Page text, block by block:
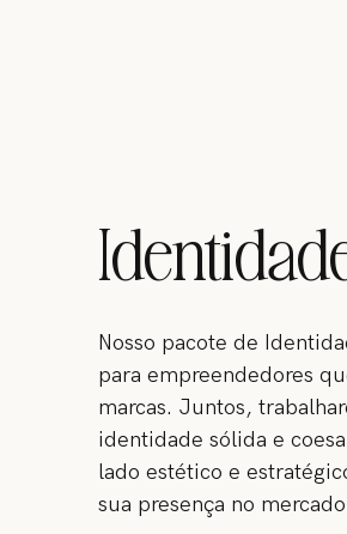
Nosso pacote de
para empreendedores
marcas. Juntos,
identidade sólida e
lado estético e
sua presença no